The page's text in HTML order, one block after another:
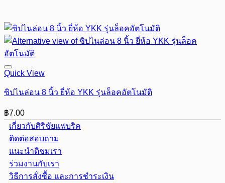
Quick View
ซิปไนล่อน 8 นิ้ว ยี่ห้อ YKK รุ่นล็อคอัตโนมัติ
฿7.00
เกี่ยวกับศิริชัยแฟบริค
ติดต่อสอบถาม
แนะนำติชมเรา
ร่วมงานกับเรา
วิธีการสั่งซื้อ และการชำระเงิน